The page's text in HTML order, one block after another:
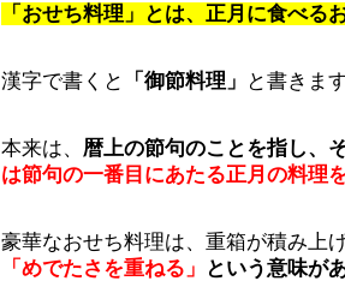
「おせち料理」とは、正月に食べる
漢字で書くと 「御節料理」 と書きます
本来は、 暦上の節句のことを指し、
は節句の一番目にあたる正月の料理
豪華なおせち料理は、重箱が積み上
「めでたさを重ねる」
という意味が